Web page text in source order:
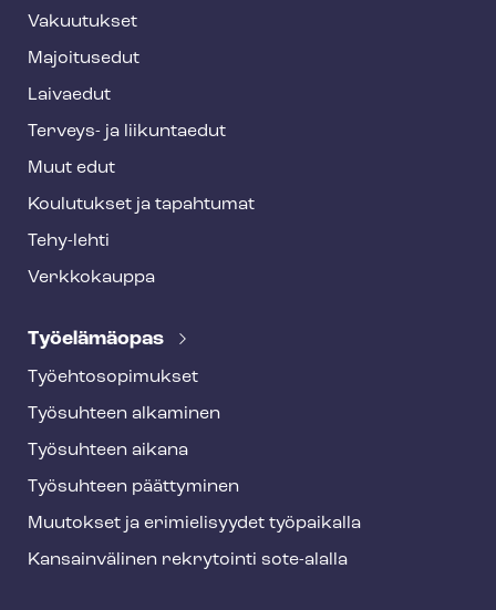
t
e
Vakuutukset
Majoitusedut
Laivaedut
Terveys- ja liikuntaedut
Muut edut
Koulutukset ja tapahtumat
Tehy-lehti
Verkkokauppa
Työelämäopas
Työ­eh­to­so­pi­muk­set
Työsuhteen alkaminen
Työsuhteen aikana
Työsuhteen päättyminen
Muutokset ja erimielisyydet työpaikalla
Kansainvälinen rekrytointi sote-alalla